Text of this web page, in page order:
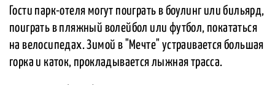
Гости парк-отеля могут поиграть в боулинг или бильярд,
поиграть в пляжный волейбол или футбол, покататься
на велосипедах. Зимой в "Мечте" устраивается большая
горка и каток, прокладывается лыжная трасса.